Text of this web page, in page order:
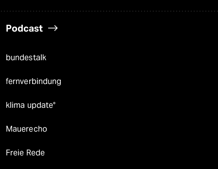
Podcast
bundestalk
fernverbindung
klima update°
Mauerecho
Freie Rede